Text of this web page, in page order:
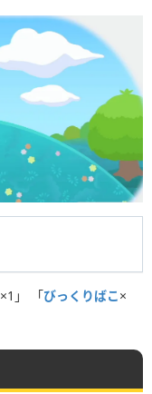
×1」 「びっくりばこ×